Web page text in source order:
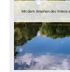
Mit dem Ansehen des